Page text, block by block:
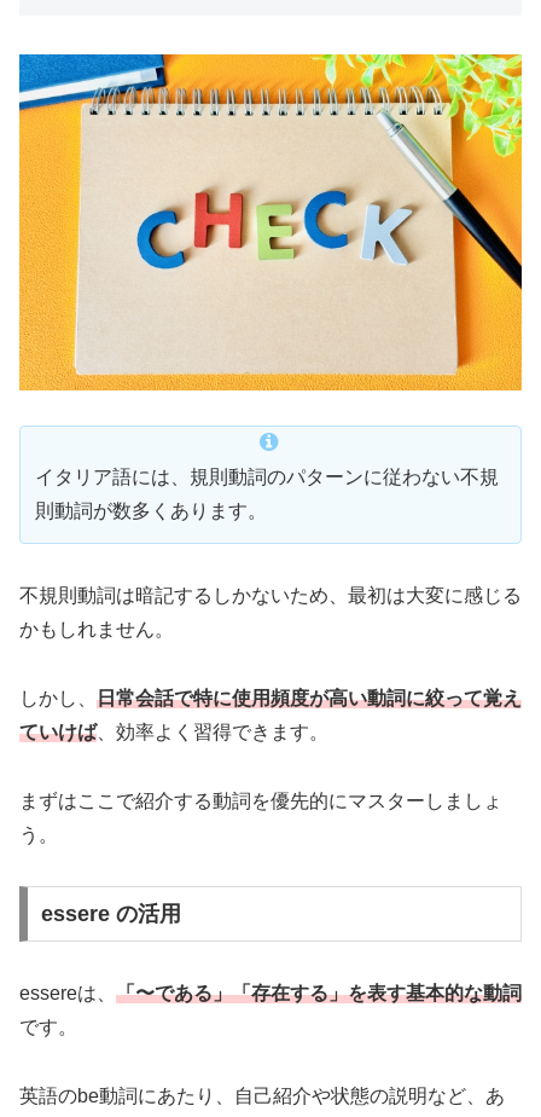
イタリア語には、規則動詞のパターンに従わない不規
則動詞が数多くあります。
不規則動詞は暗記するしかないため、最初は大変に感じる
かもしれません。
しかし、 日常会話で特に使用頻度が高い動詞に絞って覚え
ていけば、効率よく習得できます。
まずはここで紹介する動詞を優先的にマスターしましょ
う。
essere の活用
essereは、 「〜である」「存在する」を表す基本的な動詞
です。
英語のbe動詞にあたり、自己紹介や状態の説明など、あ